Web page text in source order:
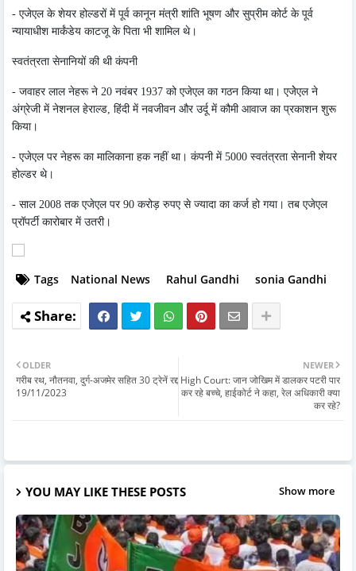
- एजेएल के शेयर होल्डरों में पूर्व कानून मंत्री शांति भूषण और सुप्रीम कोर्ट के पूर्व
न्यायाधीश मार्कंडेय काटजू के पिता भी शामिल थे।
स्वतंत्रता सेनानियों की थी कंपनी
- जवाहर लाल नेहरू ने 20 नवंबर 1937 को एजेएल का गठन किया था। एजेेएल ने
अंग्रेजी में नेशनल हेराल्ड, हिंदी में नवजीवन और उर्दू में कौमी आवाज का प्रकाशन शुरू
किया।
- एजेएल पर नेहरू का मालिकाना हक नहीं था। कंपनी में 5000 स्वतंत्रता सेनानी शेयर
होल्डर थे।
- साल 2008 तक एजेएल पर 90 करोड़ रुपए से ज्यादा का कर्ज हो गया। तब एजेएल
प्रॉपर्टी कारोबार में उतरी।
Tags National News Rahul Gandhi sonia Gandhi
NEWER
High Court: जान जोखिम में डालकर पटरी पार
कर रहे बच्चे, हाईकोर्ट ने कहा, रेल अधिकारी क्या
कर रहे?
OLDER
गरीब रथ, नौतनवा, दुर्ग-अजमेर सहित 30 ट्रेनें रद्द
19/11/2023
YOU MAY LIKE THESE POSTS Show more